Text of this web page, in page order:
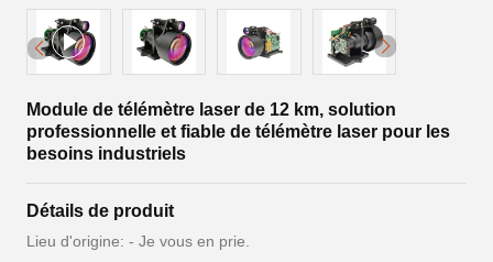
Module de télémètre laser de 12 km, solution
professionnelle et fiable de télémètre laser pour les
besoins industriels
Détails de produit
Lieu d'origine: - Je vous en prie.